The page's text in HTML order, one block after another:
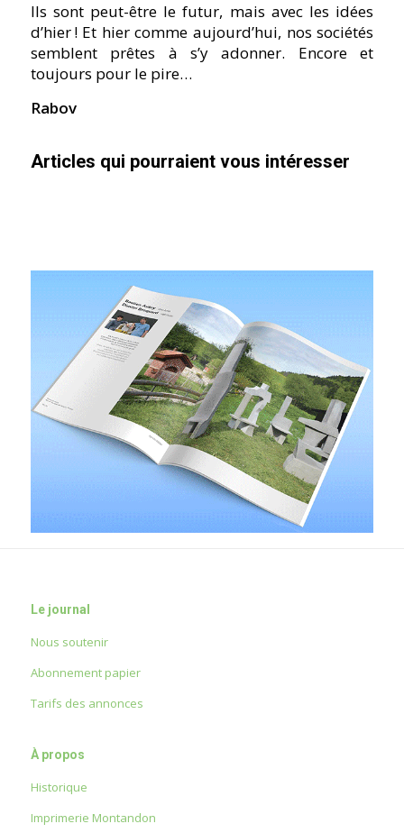
Ils sont peut-être le futur, mais avec les idées
d’hier ! Et hier comme aujourd’hui, nos sociétés
semblent prêtes à s’y adonner. Encore et
toujours pour le pire…
Rabov
Articles qui pourraient vous intéresser
Le journal
Nous soutenir
Abonnement papier
Tarifs des annonces
À propos
Historique
Imprimerie Montandon